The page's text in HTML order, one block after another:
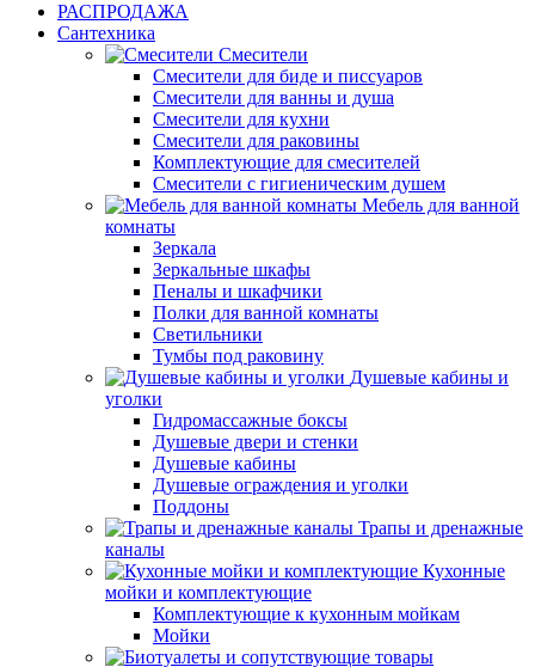
РАСПРОДАЖА
Сантехника
Смесители
Смесители для биде и писсуаров
Смесители для ванны и душа
Смесители для кухни
Смесители для раковины
Комплектующие для смесителей
Смесители с гигиеническим душем
Мебель для ванной
комнаты
Зеркала
Зеркальные шкафы
Пеналы и шкафчики
Полки для ванной комнаты
Светильники
Тумбы под раковину
Душевые кабины и
уголки
Гидромассажные боксы
Душевые двери и стенки
Душевые кабины
Душевые ограждения и уголки
Поддоны
Трапы и дренажные
каналы
Кухонные
мойки и комплектующие
Комплектующие к кухонным мойкам
Мойки